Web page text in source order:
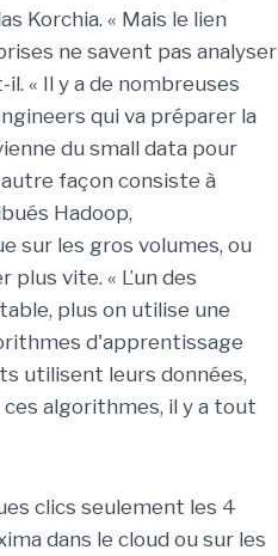
Korchia. « Mais le lien
ne savent pas analyser
« Il y a de nombreuses
qui va préparer la
du small data pour
façon consiste à
Hadoop,
sur les gros volumes, ou
vite. « L’un des
plus on utilise une
d'apprentissage
utilisent leurs données,
algorithmes, il y a tout
clics seulement les 4
dans le cloud ou sur les